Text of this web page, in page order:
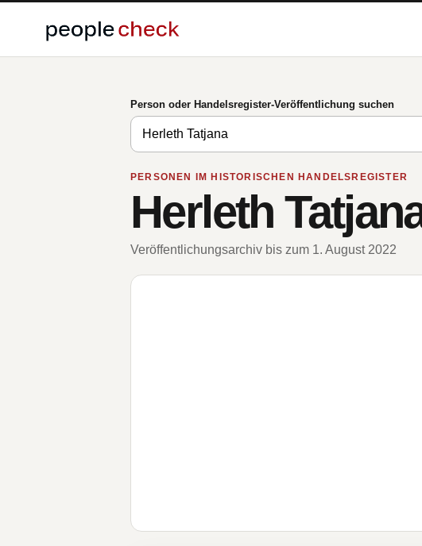
Person oder Handelsregister-Veröffentlichung suchen
PERSONEN IM HISTORISCHEN HANDELSREGISTER
Herleth
Veröffentlichungsarchiv bis zum 1. August 2022